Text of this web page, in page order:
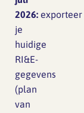
2026: exporteer
je
huidige
RI&E-
gegevens
(plan
van